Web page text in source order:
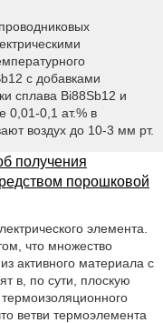
с добавками
сплава Bi88Sb12 и
0,01-0,1 ат.% в
воздух до 10-3 мм рт.
получения
порошковой
элемента.
что множество
активного материала с
в, по сути, плоскую
ветви термоэлемента